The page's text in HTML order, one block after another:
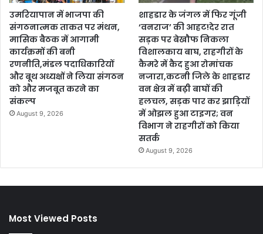
उमरियापान में भाजपा की
संगठनात्मक ताकत पर मंथन,
मासिक बैठक में आगामी
कार्यक्रमों की बनी
रणनीति,मंडल पदाधिकारियों
और बूथ अध्यक्षों ने लिया संगठन
को और मजबूत करने का
संकल्प
August 9, 2026
शाहडार के जंगल में फिर गूंजी
‘वनराज’ की आहट!देर रात
सड़क पर बेखौफ निकला
विशालकाय बाघ, राहगीरों के
कैमरे में कैद हुआ रोमांचक
नजारा,कटनी जिले के शाहडार
वन क्षेत्र में बढ़ी बाघों की
हलचल, सड़क पार कर झाड़ियों
में ओझल हुआ टाइगर; वन
विभाग ने राहगीरों को किया
सतर्क
August 9, 2026
Most Viewed Posts